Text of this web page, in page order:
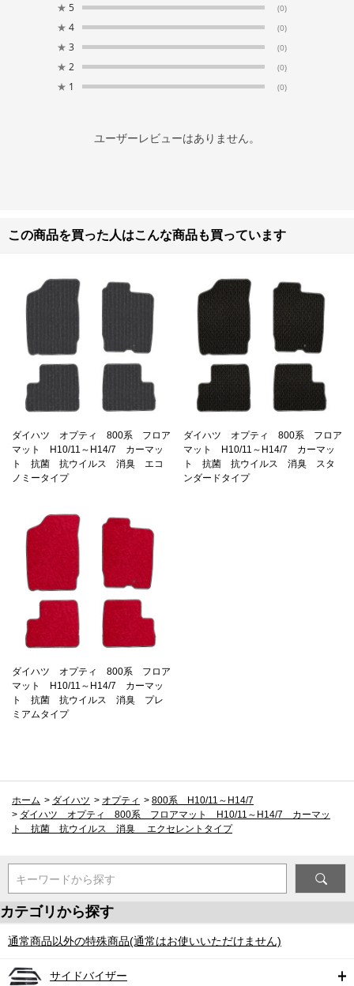
★ 5 (0)
★ 4 (0)
★ 3 (0)
★ 2 (0)
★ 1 (0)
ユーザーレビューはありません。
この商品を買った人はこんな商品も買っています
ダイハツ オプティ 800系 フロア
マット H10/11～H14/7 カーマッ
ト 抗菌 抗ウイルス 消臭 エコ
ノミータイプ
ダイハツ オプティ 800系 フロア
マット H10/11～H14/7 カーマッ
ト 抗菌 抗ウイルス 消臭 スタ
ンダードタイプ
ダイハツ オプティ 800系 フロア
マット H10/11～H14/7 カーマッ
ト 抗菌 抗ウイルス 消臭 プレ
ミアムタイプ
ホーム > ダイハツ > オプティ > 800系 H10/11～H14/7
> ダイハツ オプティ 800系 フロアマット H10/11～H14/7 カーマッ
ト 抗菌 抗ウイルス 消臭 エクセレントタイプ
キーワードから探す
カテゴリから探す
通常商品以外の特殊商品(通常はお使いいただけません)
サイドバイザー